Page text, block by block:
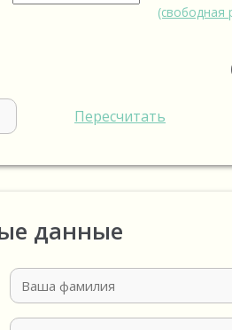
(свободная
Пересчитать
данные